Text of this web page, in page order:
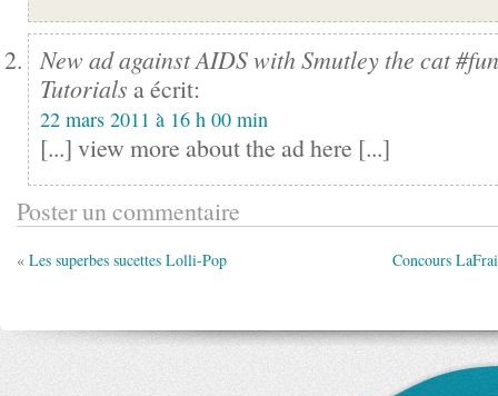
New ad against AIDS with Smutley the cat
Tutorials a écrit:
22 mars 2011 à 16 h 00 min
[...] view more about the ad here [...]
Poster un commentaire
« Les superbes sucettes Lolli-Pop Concours